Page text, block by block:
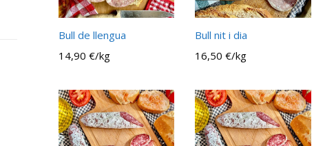
Bull de llengua
14,90 €/kg
Bull nit i dia
16,50 €/kg